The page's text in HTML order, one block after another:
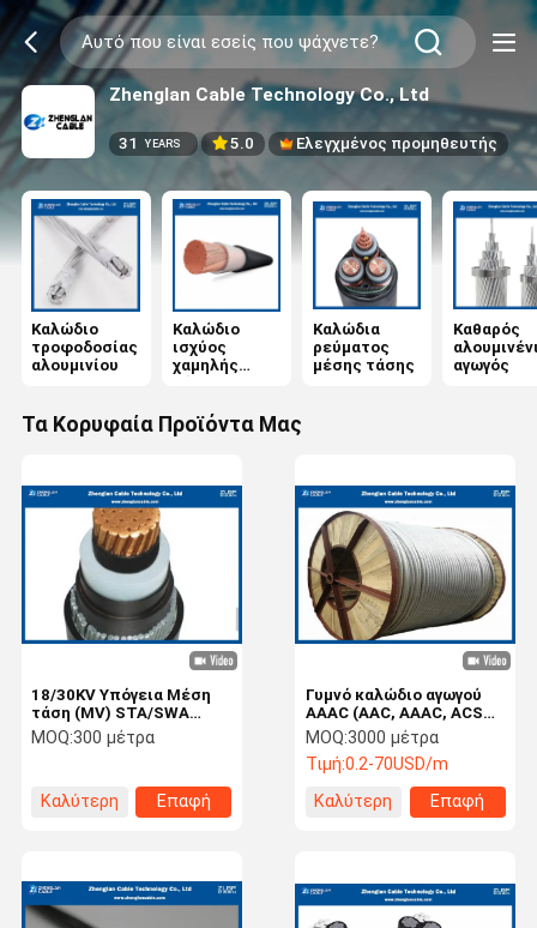
Zhenglan Cable Technology Co., Ltd
31 YEARS 5.0 Ελεγχμένος προμηθευτής
Καλώδιο
τροφοδοσίας
αλουμινίου
Καλώδιο
ισχύος
χαμηλής
Καλώδια
ρεύματος
μέσης τάσης
Καθαρός
αγωγός
Τα Κορυφαία Προϊόντα Μας
18/30KV Υπόγεια Μέση
τάση (MV) STA/SWA
Μονή/Τρεις πυρήνες
Τεθωρακισμένα καλώδια
XLPE απομονωμένα IEC
60502/60228
MOQ:300 μέτρα
Καλύτερη
Επαφή
Γυμνό καλώδιο αγωγού
AAAC (AAC, AAAC, ACSR)
/Καλώδιο AWG/100%
καλώδιο δοκιμής/
Αλουμίνιο, κράμα
MOQ:3000 μέτρα
Τιμή:0.2-70USD/m
Καλύτερη
Επαφή